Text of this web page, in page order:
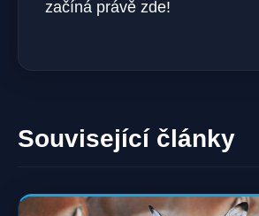
začíná právě zde!
Související články